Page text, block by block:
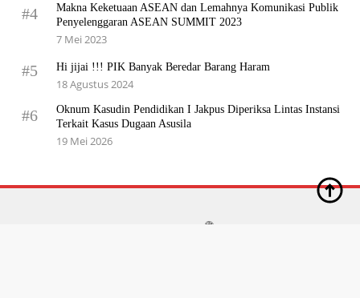
#4
Makna Keketuaan ASEAN dan Lemahnya Komunikasi Publik
Penyelenggaran ASEAN SUMMIT 2023
7 Mei 2023
#5 Hi jijai !!! PIK Banyak Beredar Barang Haram
18 Agustus 2024
#6
Oknum Kasudin Pendidikan I Jakpus Diperiksa Lintas Instansi
Terkait Kasus Dugaan Asusila
19 Mei 2026